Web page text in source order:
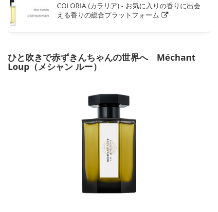
COLORIA (カラリア) - お気に入りの香りに出会
える香りの総合プラットフォーム
ひと吹きで赤ずきんちゃんの世界へ Méchant
Loup（メシャン ルー）